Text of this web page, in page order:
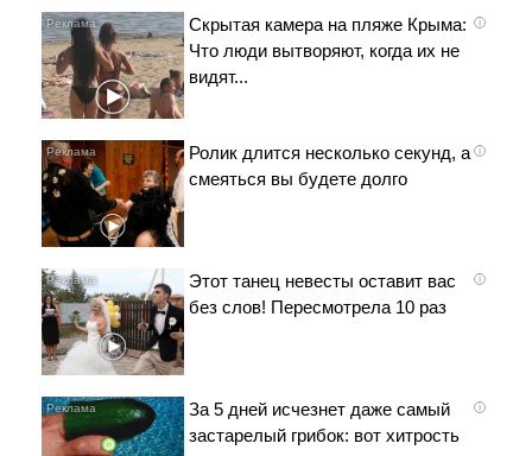
i
Скрытая камера на пляже Крыма:
Что люди вытворяют, когда их не
видят...
i
Ролик длится несколько секунд, а
смеяться вы будете долго
i
Этот танец невесты оставит вас
без слов! Пересмотрела 10 раз
i
За 5 дней исчезнет даже самый
застарелый грибок: вот хитрость